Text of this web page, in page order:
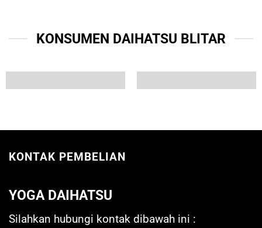
KONSUMEN DAIHATSU BLITAR
KONTAK PEMBELIAN
YOGA DAIHATSU
Silahkan hubungi kontak dibawah ini :